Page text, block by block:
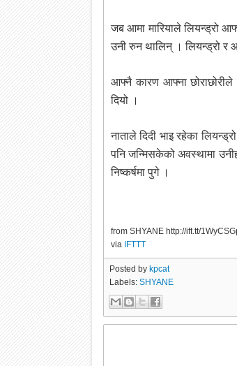
जब आमा मारियाले लियन्ड्रो
उनी रुन थालिन् । लियन्ड्रो र
आफ्नै कारण आफ्ना
दियो ।
नाताले दिदी भाइ रहेका
पनि जन्मिसकेको अवस्थामा
निष्कर्षमा पुगे ।
from SHYANE http://ift.tt/
via IFTTT
Posted by kpcat
Labels:SHYANE